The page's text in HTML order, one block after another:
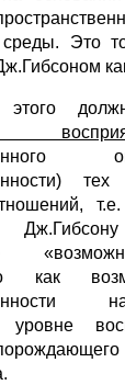
Это то
как
уровне